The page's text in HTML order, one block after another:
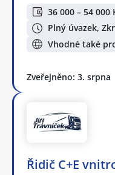
36 000 – 54 000
Plný úvazek,
Vhodné také
Zveřejněno: 3. srpna
Řidič C+E